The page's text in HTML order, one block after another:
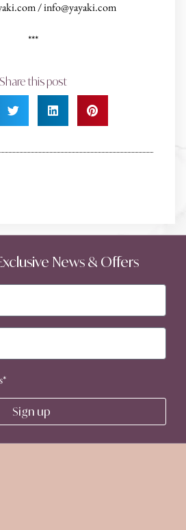
/ info@yayaki.com
***
Share this post
News & Offers
Sign up